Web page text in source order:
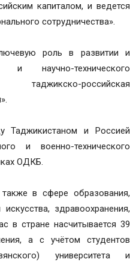
капиталом, и ведется
сотрудничества».
роль в развитии и
и научно-технического
российская
Таджикистаном и Россией
и военно-технического
ОДКБ.
в сфере образования,
здравоохранения,
в стране насчитывается 39
а с учётом студентов
университета и